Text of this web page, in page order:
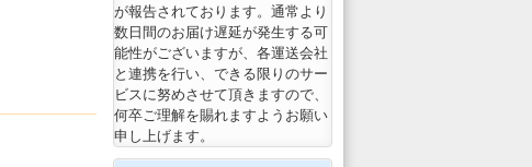
が報告されております。通常より
数日間のお届け遅延が発生する可
能性がございますが、各運送会社
と連携を行い、できる限りのサー
ビスに努めさせて頂きますので、
何卒ご理解を賜れますようお願い
申し上げます。